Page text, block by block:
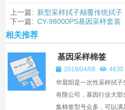
上一篇: 新型采样拭子颠覆传统拭子
下一篇: CY-98000PS基因采样套装
相关推荐
基因采样棉签
2019/04/08
4630
华晨阳是一次性采样拭
有限公司，基因行业大
集棉签型号众多，可以